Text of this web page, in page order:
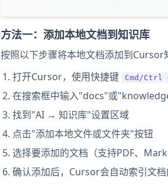
方法一：添加本地文档到知识库
按照以下步骤将本地文档添加到Cursor
打开Cursor，使用快捷键
Cmd/Ctrl
在搜索框中输入"docs"或
找到"AI → 知识库"设置区域
点击"添加本地文件或文件夹"按钮
选择要添加的文档（支持PDF、
确认添加后，Cursor会自动索引文档